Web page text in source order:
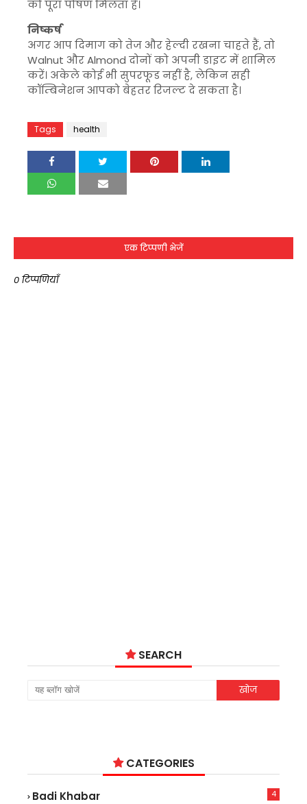
को पूरा पोषण मिलता है।
निष्कर्ष
अगर आप दिमाग को तेज और हेल्दी रखना चाहते हैं, तो
Walnut औरAlmond दोनों को अपनी डाइट में शामिल
करें। अकेले कोई भी सुपरफूड नहीं है, लेकिन सही
कॉम्बिनेशन आपको बेहतर रिजल्ट दे सकता है।
Tags health
एक टिप्पणी भेजें
0 टिप्पणियाँ
SEARCH
CATEGORIES
Badi Khabar 4